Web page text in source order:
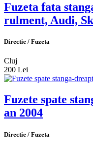
Fuzeta fata
rulment, Audi,
Directie / Fuzeta
Cluj
200 Lei
Fuzete spate
an 2004
Directie / Fuzeta